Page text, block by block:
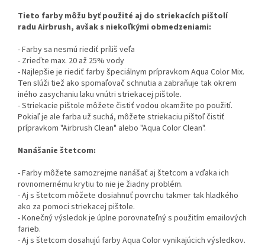
Tieto farby môžu byť použité aj do striekacích pištolí
radu Airbrush, avšak s niekoľkými obmedzeniami:
- Farby sa nesmú riediť príliš veľa
- Zrieďte max. 20 až 25% vody
- Najlepšie je riediť farby špeciálnym prípravkom Aqua Color Mix.
Ten slúži tiež ako spomaľovač schnutia a zabraňuje tak okrem
iného zasychaniu laku vnútri striekacej pištole.
- Striekacie pištole môžete čistiť vodou okamžite po použití.
Pokiaľ je ale farba už suchá, môžete striekaciu pištoľ čistiť
prípravkom "Airbrush Clean" alebo "Aqua Color Clean".
Nanášanie štetcom:
- Farby môžete samozrejme nanášať aj štetcom a vďaka ich
rovnomernému krytiu to nie je žiadny problém.
- Aj s štetcom môžete dosiahnuť povrchu takmer tak hladkého
ako za pomoci striekacej pištole.
- Konečný výsledok je úplne porovnateľný s použitím emailových
farieb.
- Aj s štetcom dosahujú farby Aqua Color vynikajúcich výsledkov.